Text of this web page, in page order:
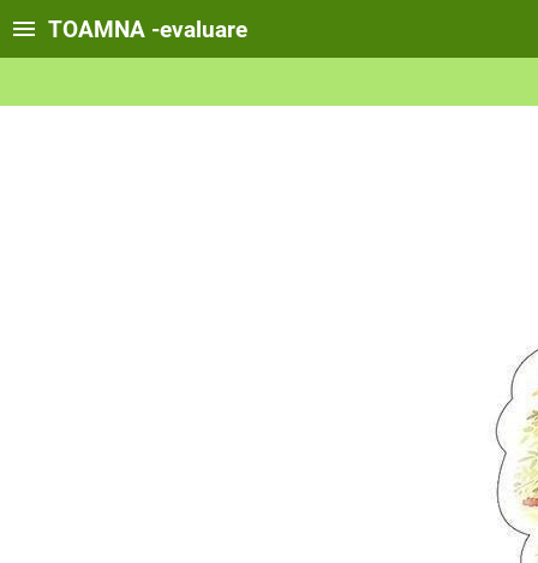
TOAMNA -evaluare